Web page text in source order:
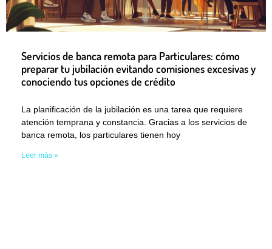
Servicios de banca remota para Particulares: cómo
preparar tu jubilación evitando comisiones excesivas y
conociendo tus opciones de crédito
La planificación de la jubilación es una tarea que requiere
atención temprana y constancia. Gracias a los servicios de
banca remota, los particulares tienen hoy
Leer más »